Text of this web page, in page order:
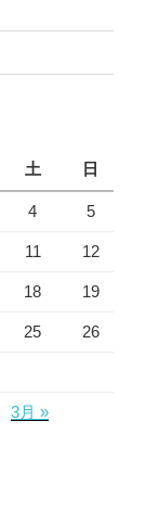
土 日
4 5
11 12
18 19
25 26
3月 »